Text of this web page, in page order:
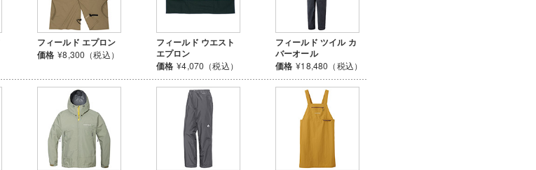
フィールド エプロン
価格 ¥8,300（税込）
フィールド ウエスト
エプロン
価格 ¥4,070（税込）
フィールド ツイル カ
バーオール
価格 ¥18,480（税込）